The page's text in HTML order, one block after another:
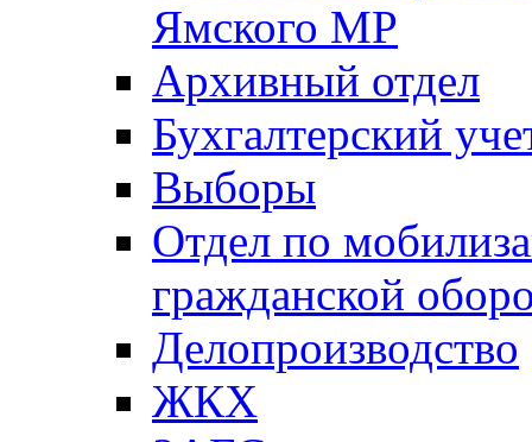
Ямского МР
Архивный отдел
Бухгалтерский
Выборы
Отдел по
гражданской
Делопроизводство
ЖКХ